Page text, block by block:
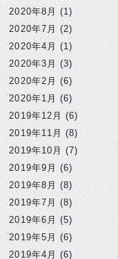
2020年8月 (1)
2020年7月 (2)
2020年4月 (1)
2020年3月 (3)
2020年2月 (6)
2020年1月 (6)
2019年12月 (6)
2019年11月 (8)
2019年10月 (7)
2019年9月 (6)
2019年8月 (8)
2019年7月 (8)
2019年6月 (5)
2019年5月 (6)
2019年4月 (6)